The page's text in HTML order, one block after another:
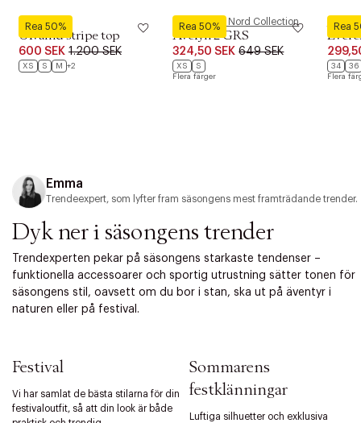
Rea 50%
Modström
Ulvamd stripe top
600 SEK 1.200 SEK
XS S M +2
Rea 50%
Magasin du Nord Collection
Avelyn 2 GRS
324,50 SEK 649 SEK
XS
S
Flera färger
Rea
Neo
34
36
Flera
Emma
Trendeexpert, som lyfter fram säsongens mest framträdande trender.
Dyk ner i säsongens trender
Trendexperten pekar på säsongens starkaste tendenser –
funktionella accessoarer och sportig utrustning sätter tonen för
säsongens stil, oavsett om du bor i stan, ska ut på äventyr i
naturen eller på festival.
Festival
Vi har samlat de bästa stilarna för din
festivaloutfit, så att din look är både
Sommarens
festklänningar
Luftiga silhuetter och exklusiva